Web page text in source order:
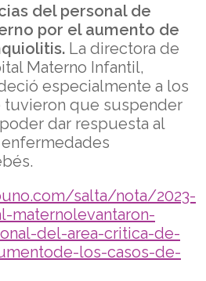
del personal de
por el aumento de
La directora de
Materno Infantil,
especialmente a los
que suspender
dar respuesta al
salta/nota/2023-
maternolevantaron-
del-area-critica-de-
los-casos-de-